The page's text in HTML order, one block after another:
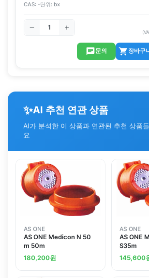
CAS: -단위: bx
문의 장바구
✨AI 추천 연관 상품
AI가 분석한 이 상품과 연관된 추천 상품
요
AS ONE
AS ONE Medicon N 50
m 50m
180,200원
AS ONE
AS ONE
S35m
145,600